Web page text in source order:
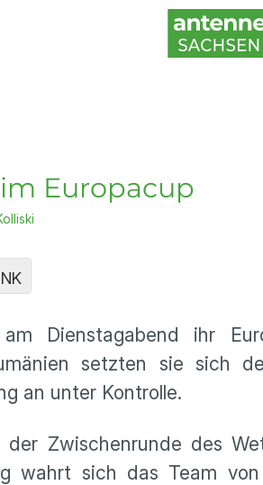
Europacup
Dienstagabend ihr
setzten sie sich
an unter Kontrolle.
Zwischenrunde des
wahrt sich das Team